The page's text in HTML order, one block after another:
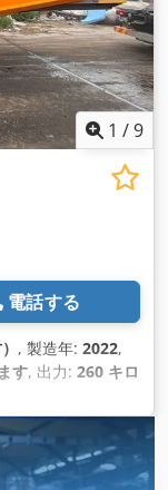
1 /9
電話する
, 製造年: 2022,
す, 出力: 260 キロ
: